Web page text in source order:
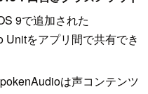
9で追加された
をアプリ間で共有でき
は声コンテンツ